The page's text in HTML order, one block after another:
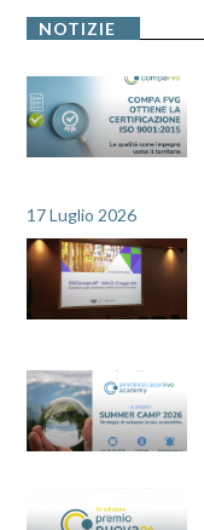
NOTIZIE
17 Luglio 2026